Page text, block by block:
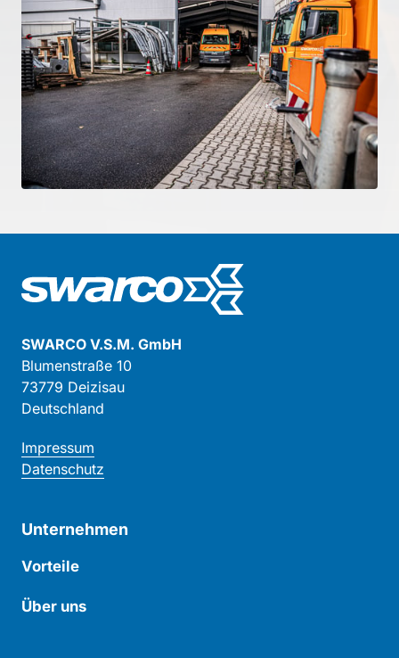
Blumenstraße 10
73779 Deizisau
Deutschland
Impressum
Datenschutz
Unternehmen
Vorteile
Über uns